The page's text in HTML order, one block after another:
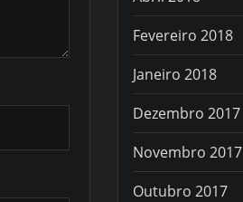
Fevereiro 2018
Janeiro 2018
Dezembro 2017
Novembro 2017
Outubro 2017